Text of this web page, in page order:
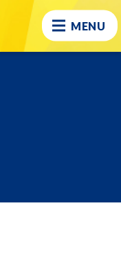
MENU